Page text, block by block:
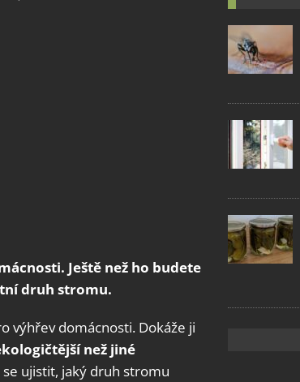
Ještě než ho budete
druh stromu.
výhřev domácnosti. Dokáže ji
než jiné
ujistit, jaký druh stromu